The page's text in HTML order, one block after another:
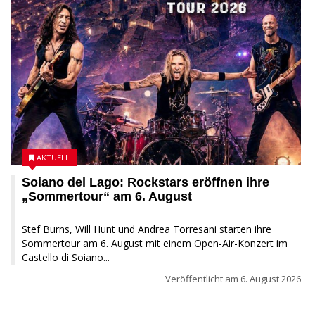
Soiano del Lago: Rockstars eröffnen ihre
„Sommertour“ am 6. August
Stef Burns, Will Hunt und Andrea Torresani starten ihre
Sommertour am 6. August mit einem Open-Air-Konzert im
Castello di Soiano...
AKTUELL
Veröffentlicht am 6. August 2026